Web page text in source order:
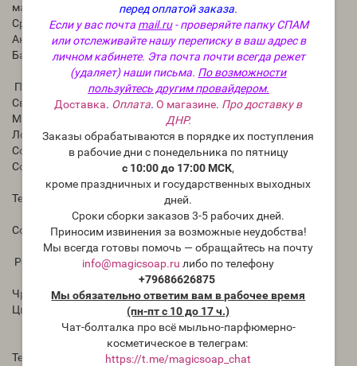
перед оплатой заказа.
Если у вас почта mail.ru- проверяйте папку СПАМ
или отслеживайте нашу переписку в ваш адрес в
личном кабинете. Эта почта почти всегда режет
(удаляет) наши письма. По возможности
пользуйтесь другим провайдером.
Доставка. Оплата.О магазине. Про доставку в
ДНР.
Заказы обрабатываются в порядке их поступления
в рабочие дни с понедельника по пятницу
с 10:00 до 17:00 МСК,
кроме праздничных и государственных выходных
дней.
Сроки сборки заказов 3-5 рабочих дней.
Приносим извинения за возможные неудобства!
Мы всегда готовы помочь — обращайтесь на почту
info@magicsoap.ru либо по телефону
+79686626875
Мы обязательно ответим вам в рабочее время
(пн-пт с 10 до 17 ч.)
Чат-болталка про всё мыльно-парфюмерно-
косметическое в телеграм:
https://t.me/magicsoap_chat
мандарин, цедра апельсина, лимон
Средние ноты:
Ананас, Кокос, Апельсин
Базовые ноты: Ром, Сахар
Процент использования:
Свечи: 3-10%
Мыло: 2-6%
Лосьон: 1-2%
Совместимость с базой для диффузоров - до: 25%
Совместимость с соевым воском
Температура кипения: 70°C
Содержание ванилина: 0%
Рекомендации в мыле с нуля:
Чрезмерное ускорение. Не разделяет
Цвет меняет до легкого загара.
Температура щелочного раствора при смешивании 46°C